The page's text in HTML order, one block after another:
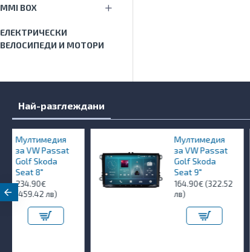
MMI BOX
ЕЛЕКТРИЧЕСКИ
ВЕЛОСИПЕДИ И МОТОРИ
Най-разглеждани
за VW Passat
Golf Skoda
Seat 9"
164.90€ (322.52